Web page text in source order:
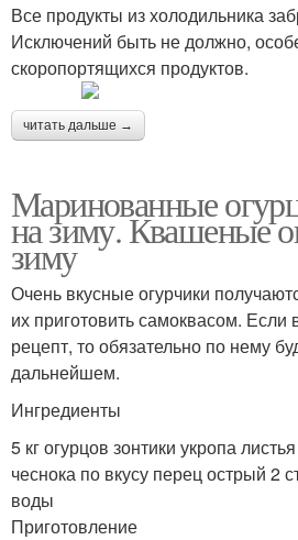
Все продукты из холодильника
Исключений быть не должно,
скоропортящихся продуктов.
читать дальше →
Маринованные
на зиму. Квашеные
зиму
Очень вкусные огурчики
их приготовить самоквасом. Если
рецепт, то обязательно по нему
дальнейшем.
Ингредиенты
5 кг огурцов зонтики укропа
чеснока по вкусу перец острый 2
воды
Приготовление